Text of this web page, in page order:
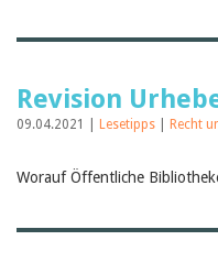
Juli 2025
Juni 2025
März 2025
2024
Revision
09.04.2021 | Lesetipps Recht
Worauf Öffentliche